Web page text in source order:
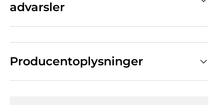
advarsler
Producentoplysninger